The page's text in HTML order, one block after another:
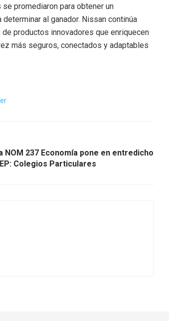
promediaron para obtener un
al ganador. Nissan continúa
productos innovadores que enriquecen
más seguros, conectados y adaptables
NOM 237 Economía pone en entredicho
Colegios Particulares